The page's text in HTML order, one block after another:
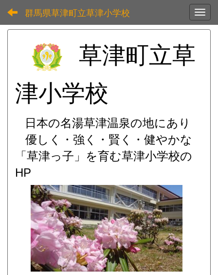
群馬県草津町立草津小学校
草津町立草
津小学校
日本の名湯草津温泉の地にあり
優しく・強く・賢く・健やかな
「草津っ子」を育む草津小学校の
HP